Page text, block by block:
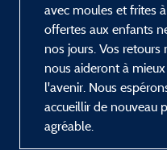
avec moules et frites
offertes aux enfants
nos jours. Vos
nous aideront à
l'avenir. Nous
accueillir de nouveau
agréable.